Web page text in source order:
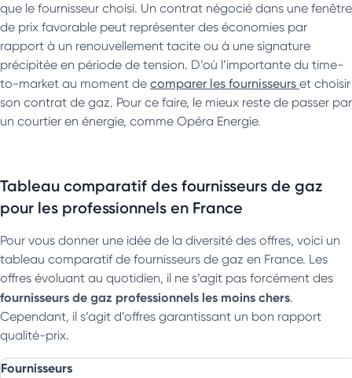
que le fournisseur choisi. Un contrat négocié dans une fenêtre
de prix favorable peut représenter des économies par
rapport à un renouvellement tacite ou à une signature
précipitée en période de tension. D’où l’importante du time-
to-market au moment de comparer les fournisseurs et choisir
son contrat de gaz. Pour ce faire, le mieux reste de passer par
un courtier en énergie, comme Opéra Energie.
Tableau comparatif des fournisseurs de gaz
pour les professionnels en France
Pour vous donner une idée de la diversité des offres, voici un
tableau comparatif de fournisseurs de gaz en France. Les
offres évoluant au quotidien, il ne s’agit pas forcément des
fournisseurs de gaz professionnels les moins chers.
Cependant, il s’agit d’offres garantissant un bon rapport
qualité-prix.
Fournisseurs